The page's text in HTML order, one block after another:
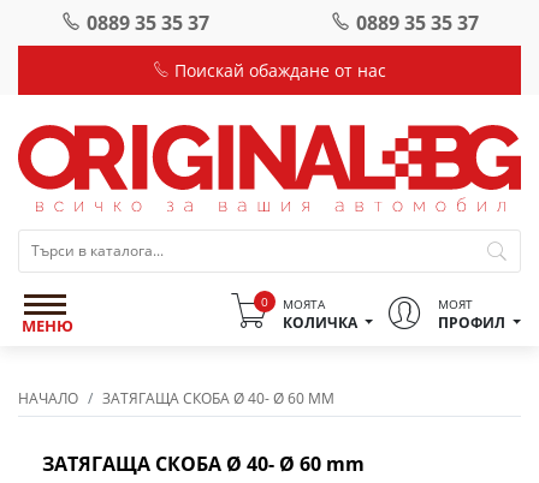
0889 35 35 37 0889 35 35 37
Поискай обаждане от нас
МЕНЮ
0 МОЯТА
КОЛИЧКА
МОЯТ
ПРОФИЛ
НАЧАЛО ЗАТЯГАЩА СКОБА Ø 40- Ø 60 MM
ЗАТЯГАЩА СКОБА Ø 40- Ø 60 mm